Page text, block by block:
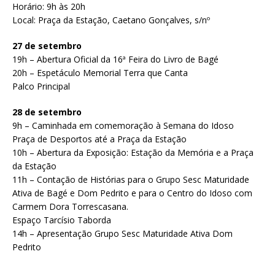
Horário: 9h às 20h
Local: Praça da Estação, Caetano Gonçalves, s/nº
27 de setembro
19h – Abertura Oficial da 16ª Feira do Livro de Bagé
20h – Espetáculo Memorial Terra que Canta
Palco Principal
28 de setembro
9h – Caminhada em comemoração à Semana do Idoso
Praça de Desportos até a Praça da Estação
10h – Abertura da Exposição: Estação da Memória e a Praça
da Estação
11h – Contação de Histórias para o Grupo Sesc Maturidade
Ativa de Bagé e Dom Pedrito e para o Centro do Idoso com
Carmem Dora Torrescasana.
Espaço Tarcísio Taborda
14h – Apresentação Grupo Sesc Maturidade Ativa Dom
Pedrito